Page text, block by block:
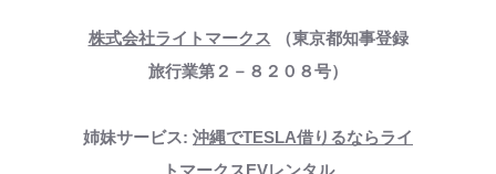
株式会社ライトマークス （東京都知事登録
旅行業第２－８２０８号）
姉妹サービス: 沖縄でTESLA借りるならライ
トマークスEVレンタル